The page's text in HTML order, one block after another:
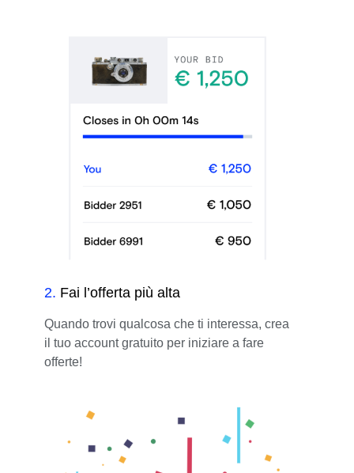
2. Fai l’offerta più alta
Quando trovi qualcosa che ti interessa, crea
il tuo account gratuito per iniziare a fare
offerte!